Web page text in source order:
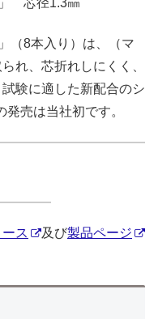
」 芯径1.3㎜
（8本入り）は、（マ
れ、芯折れしにくく、
験に適した新配合のシ
売は当社初です。
ス 及び製品ページ